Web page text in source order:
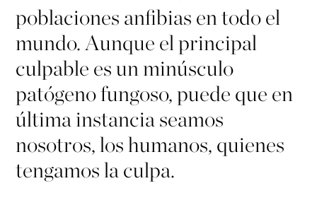
poblaciones anfibias en todo el
mundo. Aunque el principal
culpable es un minúsculo
patógeno fungoso, puede que en
última instancia seamos
nosotros, los humanos, quienes
tengamos la culpa.